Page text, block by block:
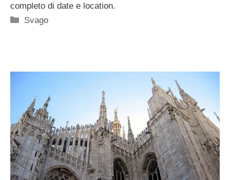
completo di date e location.
Categorie
Svago